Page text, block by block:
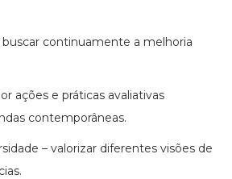
buscar continuamente a melhoria
ações e práticas avaliativas
contemporâneas.
– valorizar diferentes visões de